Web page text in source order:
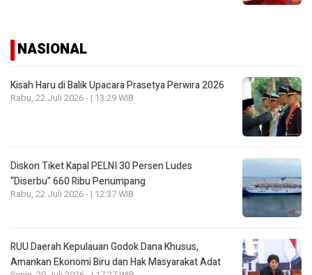
NASIONAL
Kisah Haru di Balik Upacara Prasetya Perwira 2026
Rabu, 22 Juli 2026 - | 13:29 WIB
Diskon Tiket Kapal PELNI 30 Persen Ludes
“Diserbu” 660 Ribu Penumpang
Rabu, 22 Juli 2026 - | 12:37 WIB
RUU Daerah Kepulauan Godok Dana Khusus,
Amankan Ekonomi Biru dan Hak Masyarakat Adat